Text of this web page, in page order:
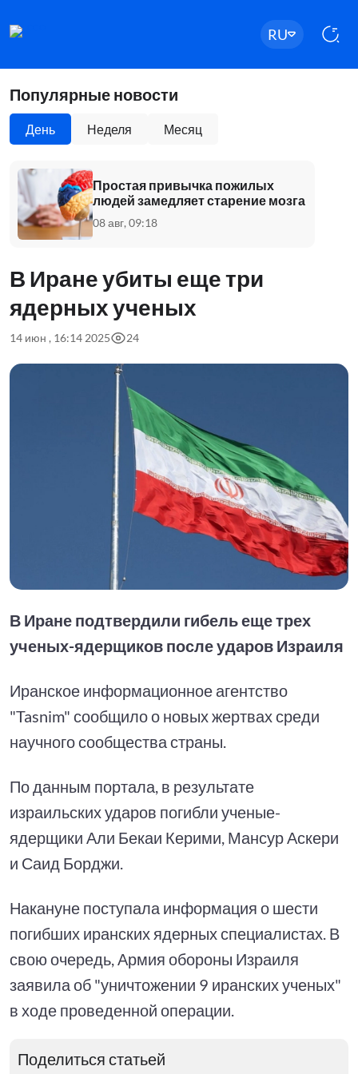
RU
Популярные новости
День Неделя Месяц
Простая привычка пожилых
людей замедляет старение мозга
08 авг, 09:18
В Иране убиты еще три
ядерных ученых
14 июн , 16:14 2025 24
В Иране подтвердили гибель еще трех
ученых-ядерщиков после ударов Израиля
Иранское информационное агентство
"Tasnim" сообщило о новых жертвах среди
научного сообщества страны.
По данным портала, в результате
израильских ударов погибли ученые-
ядерщики Али Бекаи Керими, Мансур Аскери
и Саид Борджи.
Накануне поступала информация о шести
погибших иранских ядерных специалистах. В
свою очередь, Армия обороны Израиля
заявила об "уничтожении 9 иранских ученых"
в ходе проведенной операции.
Поделиться статьей